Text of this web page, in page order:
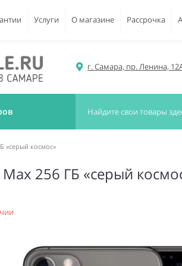
Услуги О магазине Рассрочка
г. Самара, пр. Ленина,
«серый космос»
256 ГБ «серый